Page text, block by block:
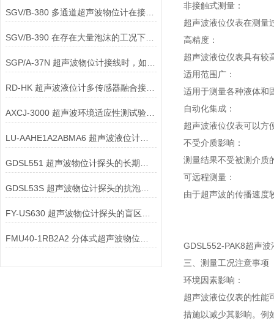
SGV/B-380 多通道超声波物位计在接线时如何进行地址分配与防冲突设置？
SGV/B-390 在存在大量泡沫的工况下，超声波物位计接线与安装应如何配合？
RD-HK 超声波液位计多传感器融合接口配件：工艺全景数据的基石
AXCJ-3000 超声波环境适应性测试验证配件：出厂前的质量守门员
LU-AAHE1A2ABMA6 超声波液位计电磁兼容设计组件：信号纯净的幕后功臣
GDSL53S 超声波物位计探头的抗泡沫干扰能力如何实现？
FY-US630 超声波物位计探头的盲区优化有哪些技术手段？
非接触式测量：
超声波液位仪表在测量
高精度：
超声波液位仪表具有较
适用范围广：
适用于测量各种液体和
自动化集成：
超声波液位仪表可以方
不受介质影响：
测量结果不受被测介质
可远程测量：
由于超声波的传播速度
GDSL552-PAK8超声
三、测量工况注意事项
环境因素影响：
超声波液位仪表的性能
措施以减少其影响。例